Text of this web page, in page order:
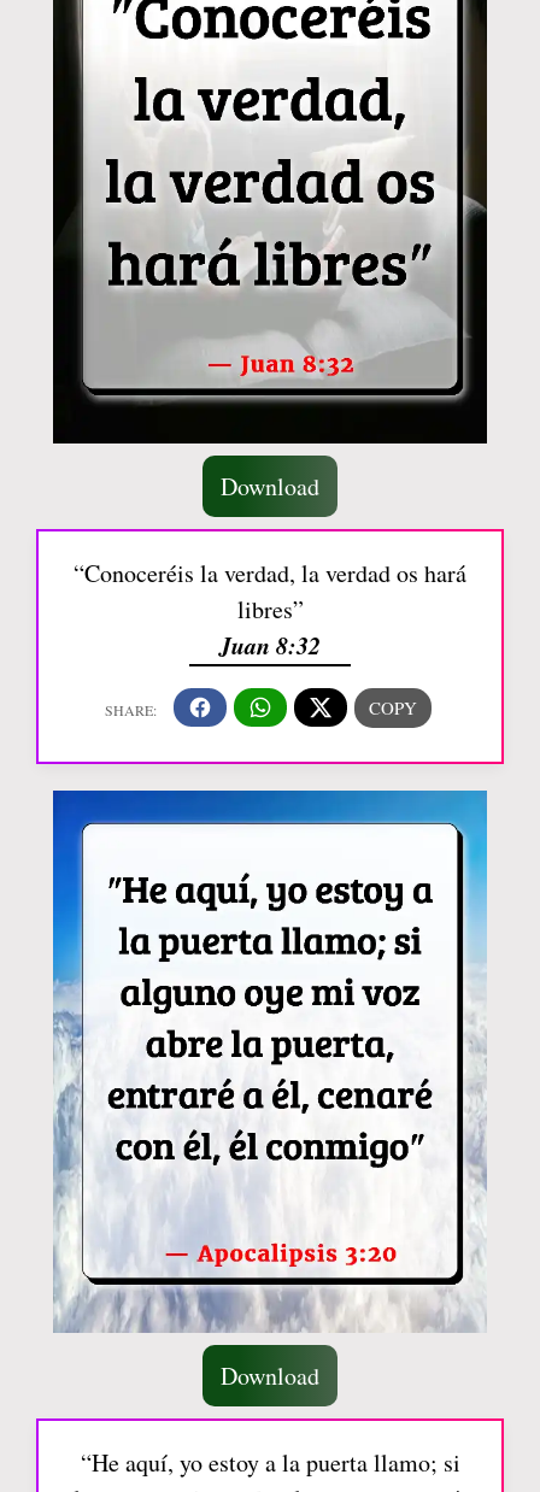
Download
“Conoceréis la verdad, la verdad os hará
libres”
Juan 8:32
Download
“He aquí, yo estoy a la puerta llamo; si